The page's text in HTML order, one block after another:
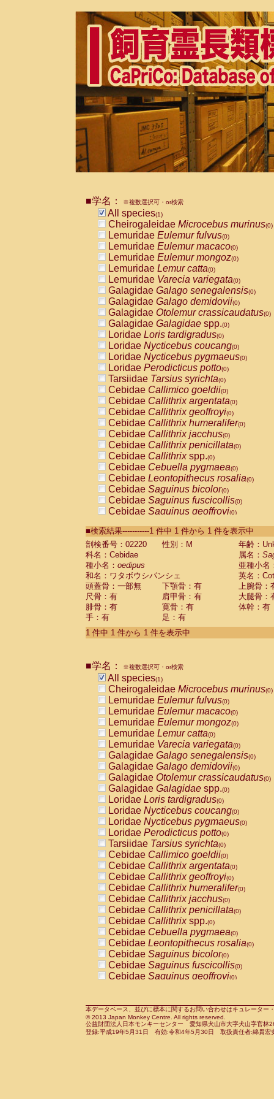
■学名： ※複数選択可・or検索
All species(1)
Cheirogaleidae Microcebus murinus(0)
Lemuridae Eulemur fulvus(0)
Lemuridae Eulemur macaco(0)
Lemuridae Eulemur mongoz(0)
Lemuridae Lemur catta(0)
Lemuridae Varecia variegata(0)
Galagidae Galago senegalensis(0)
Galagidae Galago demidovii(0)
Galagidae Otolemur crassicaudatus(0)
Galagidae Galagidae spp.(0)
Loridae Loris tardigradus(0)
Loridae Nycticebus coucang(0)
Loridae Nycticebus pygmaeus(0)
Loridae Perodicticus potto(0)
Tarsiidae Tarsius syrichta(0)
Cebidae Callimico goeldii(0)
Cebidae Callithrix argentata(0)
Cebidae Callithrix geoffroyi(0)
Cebidae Callithrix humeralifer(0)
Cebidae Callithrix jacchus(0)
Cebidae Callithrix penicillata(0)
Cebidae Callithrixspp.(0)
Cebidae Cebuella pygmaea(0)
Cebidae Leontopithecus rosalia(0)
Cebidae Saguinus bicolor(0)
Cebidae Saguinus fuscicollis(0)
Cebidae Saguinus geoffroyi(0)
CebidaeSaguinus labiatus(0)
Cebidae Saguinus leucopus (0)
Cebidae
Cebidae
CebidaeSaguinus nigricollis (0)
Cebidae Saguinus oedipus
Cebidae Saguinus weddelli
Cebidae Saguinusspp.
Cebidae Aotus trivirgatus
Cebidae Cebus albifrons
CebidaeCebus nigrivittatus
CebidaeCebus
CebidaeSaimiri boliviensis(0)
CebidaeSaimiri sciureus(0)
AtelidaeAlouatta caraya(0)
AtelidaeAlouatta fusca(0)
AtelidaeAlouatta seniculus
AtelidaeAlouattaspp.(0)
AtelidaeAteles belzebuth(0)
AtelidaeAteles geoffroyi(0)
AtelidaeAteles paniscus(0)
AtelidaeAtelesspp.(0)
Atelidae Lagothrix lagothricha
AtelidaeLagothrix lagothricha cana
PitheciidaeCacajao calvus
PitheciidaeCallicebus cupreus
PitheciidaeCallicebus donacophilus
PitheciidaeCallicebus moloch
PitheciidaeCallicebus torquatus
PitheciidaeCallicebusspp.(0)
PitheciidaeChiropotes satanas(0)
PitheciidaePithecia monachus
PitheciidaePithecia pithecia(0)
CercopithecidaeCercocebus agilis
CercopithecidaeCercocebus
CercopithecidaeCercocebus
CercopithecidaeCercocebus
CercopithecidaeCercocebus
CercopithecidaeCercocebushybrid
CercopithecidaePapio anubis(0)
CercopithecidaePapio cynocephalus
CercopithecidaePapio hamadryas(0)
■検索結果-----------1 件中 1 件から 1 件を表示中
剖検番号：02220
性別：M
年齢：
科名：Cebidae
属名：
種小名： oedipus
亜種小名
和名：ワタボウシパンシェ
英名：
頭蓋骨：一部無
下顎骨：有
上腕骨：
尺骨：有
肩甲骨：有
大腿骨：
腓骨：有
寛骨：有
体幹：有
手：有
足：有
1 件中 1 件から 1 件を表示中
■学名： ※複数選択可・or検索
All species(1)
Cheirogaleidae Microcebus murinus(0)
Lemuridae Eulemur fulvus(0)
Lemuridae Eulemur macaco(0)
Lemuridae Eulemur mongoz(0)
Lemuridae Lemur catta(0)
Lemuridae Varecia variegata(0)
Galagidae Galago senegalensis(0)
Galagidae Galago demidovii(0)
Galagidae Otolemur crassicaudatus(0)
Galagidae Galagidae spp.(0)
Loridae Loris tardigradus(0)
Loridae Nycticebus coucang(0)
Loridae Nycticebus pygmaeus(0)
Loridae Perodicticus potto(0)
Tarsiidae Tarsius syrichta(0)
Cebidae Callimico goeldii(0)
Cebidae Callithrix argentata(0)
Cebidae Callithrix geoffroyi(0)
Cebidae Callithrix humeralifer(0)
Cebidae Callithrix jacchus(0)
Cebidae Callithrix penicillata(0)
Cebidae Callithrixspp.(0)
Cebidae Cebuella pygmaea(0)
Cebidae Leontopithecus rosalia(0)
Cebidae Saguinus bicolor(0)
Cebidae Saguinus fuscicollis(0)
Cebidae Saguinus geoffroyi(0)
CebidaeSaguinus leucopus(0)
CebidaeSaguinus midas(0)
Cebidae Saguinus mystax(0)
本データベース、並びに標本に関するお問い合わせはキュレータ
© 2013 Japan Monkey Centre. All rights reserved.
公益財団法人日本モンキーセンター 愛知県犬山市大字犬山字官
登録:平成19年5月31日 有効:令和4年5月30日 取扱責任者:綿貫宏